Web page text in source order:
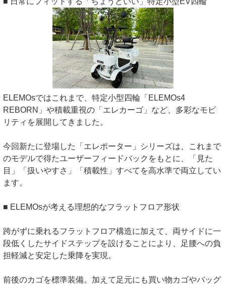
ELEMOsではこれまで、特定小型四輪「ELEMOs4
REBORN」や積載重視の「エレカーゴ」など、多彩なモビ
リティを展開してきました。
今回新たに登場した「エレポーター」シリーズは、これまで
のモデルで得たユーザーフィードバックをもとに、「見た
目」「扱いやすさ」「積載性」すべてを高水準で両立してい
ます。
■ ELEMOsが考える理想的なフラットフロア形状
跨がずに乗れるフラットフロア構造に加えて、両サイドに一
段低くしたサイドステップを設けることにより、足腰への負
担軽減と安定した乗降を実現。
前後のカゴを標準装備。加えて足元にも買い物カゴやバッグ